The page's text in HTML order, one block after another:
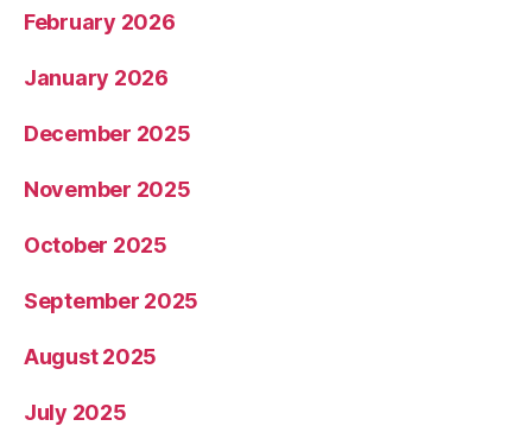
February 2026
January 2026
December 2025
November 2025
October 2025
September 2025
August 2025
July 2025